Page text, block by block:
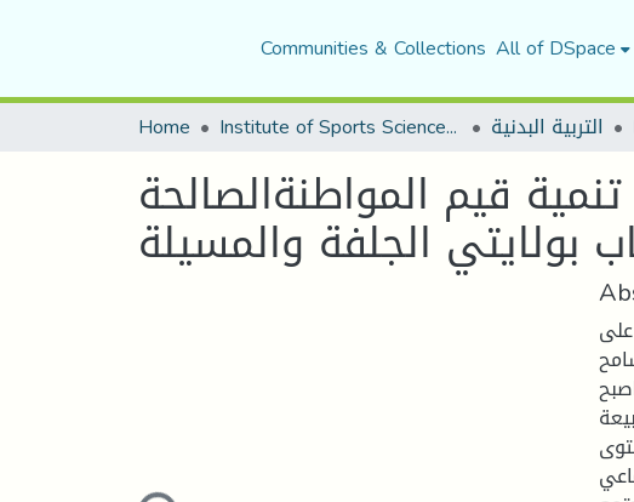
Communities & Collections All of DSpace
Home Institute of Sports Sciences and Techniques التربية البدنية
قيم المواطنةالصالحة
بولايتي الجلفة والمسيلة